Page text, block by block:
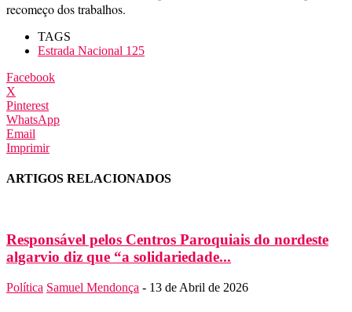
recomeço dos trabalhos.
TAGS
Estrada Nacional 125
Facebook
X
Pinterest
WhatsApp
Email
Imprimir
ARTIGOS RELACIONADOS
Responsável pelos Centros Paroquiais do nordeste
algarvio diz que “a solidariedade...
Política Samuel Mendonça - 13 de Abril de 2026